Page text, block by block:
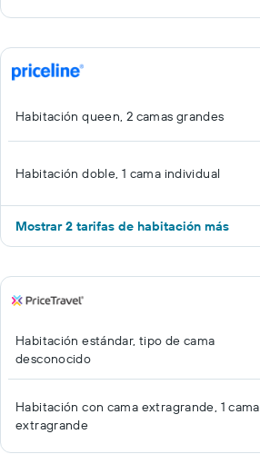
Habitación queen, 2 camas grandes
Habitación doble, 1 cama individual
Mostrar 2 tarifas de habitación más
Habitación estándar, tipo de cama
desconocido
Habitación con cama extragrande, 1 cama
extragrande